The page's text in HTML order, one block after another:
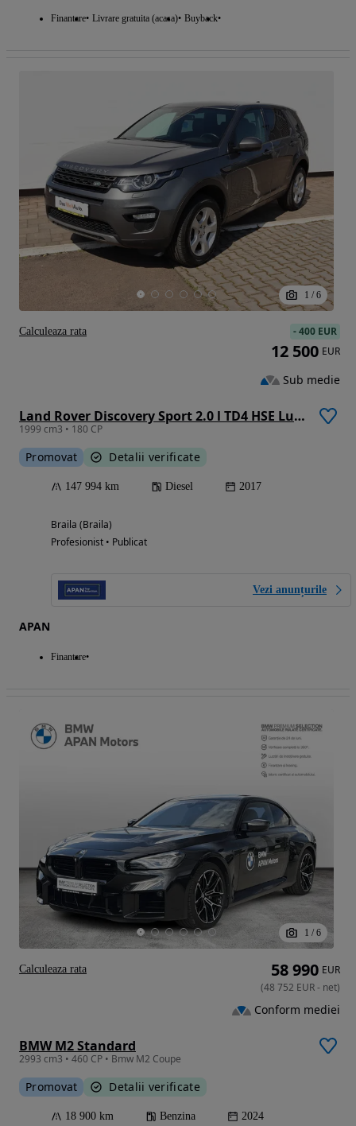
Finantare Livrare gratuita (acasa) Buyback
1 / 6
Land Rover Discovery Sport 2.0 l TD4 HSE Luxury Aut.
1999 cm3 • 180 CP
Promovat Detalii verificate
147 994 km Diesel 2017
Braila (Braila)
Profesionist • Publicat
Vezi anunțurile
APAN
Finantare
-400 EUR
12 500 EUR
Sub medie
Calculeaza rata
1 / 6
BMW M2 Standard
2993 cm3 • 460 CP • Bmw M2 Coupe
Promovat Detalii verificate
18 900 km Benzina 2024
58 990 EUR
(48 752 EUR- net)
Conform mediei
Calculeaza rata